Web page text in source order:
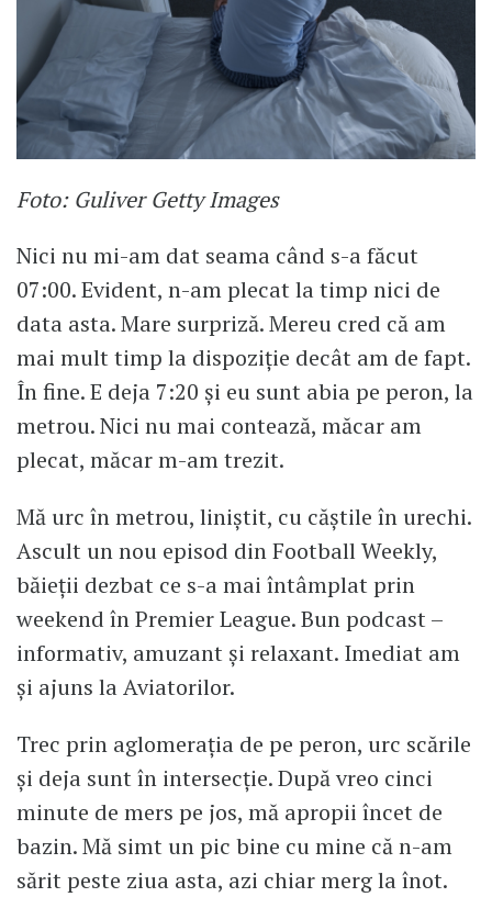
Foto: Guliver Getty Images
Nici nu mi-am dat seama când s-a făcut
07:00. Evident, n-am plecat la timp nici de
data asta. Mare surpriză. Mereu cred că am
mai mult timp la dispoziție decât am de fapt.
În fine. E deja 7:20 și eu sunt abia pe peron, la
metrou. Nici nu mai contează, măcar am
plecat, măcar m-am trezit.
Mă urc în metrou, liniștit, cu căștile în urechi.
Ascult un nou episod din Football Weekly,
băieții dezbat ce s-a mai întâmplat prin
weekend în Premier League. Bun podcast –
informativ, amuzant și relaxant. Imediat am
și ajuns la Aviatorilor.
Trec prin aglomerația de pe peron, urc scările
și deja sunt în intersecție. După vreo cinci
minute de mers pe jos, mă apropii încet de
bazin. Mă simt un pic bine cu mine că n-am
sărit peste ziua asta, azi chiar merg la înot.